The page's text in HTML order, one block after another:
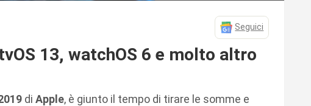
Seguici
13, watchOS 6 e molto altro
di Apple, è giunto il tempo di tirare le somme e